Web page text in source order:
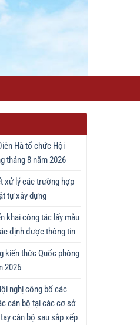
Hà tổ chức Hội
tháng 8 năm 2026
xử lý các trường hợp
tự xây dựng
khai công tác lấy mẫu
định được thông tin
kiến thức Quốc phòng
2026
nghị công bố các
cán bộ tại các cơ sở
cán bộ sau sắp xếp